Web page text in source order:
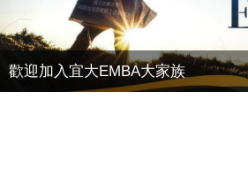
歡迎加入宜大EMBA大家族